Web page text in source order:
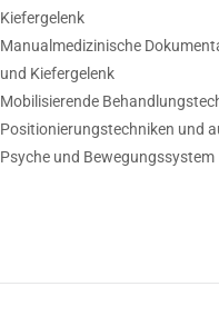
Kiefergelenk
Manualmedizinische
und Kiefergelenk
Mobilisierende
Positionierungstechniken und
Psyche und Bewegungssystem